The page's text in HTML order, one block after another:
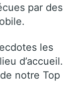
par des
les
d’accueil.
notre Top